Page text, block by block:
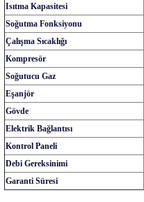
Isıtma Kapasitesi
Soğutma Fonksiyonu
Çalışma Sıcaklığı
Kompresör
Soğutucu Gaz
Eşanjör
Gövde
Elektrik Bağlantısı
Kontrol Paneli
Debi Gereksinimi
Garanti Süresi